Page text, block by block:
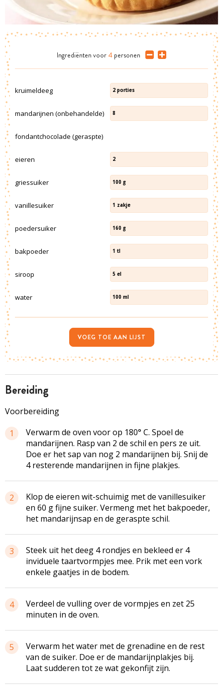
bereiding
Voorbereiding
1
Verwarm de oven voor op 180° C. Spoel de
mandarijnen. Rasp van 2 de schil en pers ze uit.
Doe er het sap van nog 2 mandarijnen bij. Snij de
4 resterende mandarijnen in fijne plakjes.
2
Klop de eieren wit-schuimig met de vanillesuiker
en 60 g fijne suiker. Vermeng met het bakpoeder,
het mandarijnsap en de geraspte schil.
3
Steek uit het deeg 4 rondjes en bekleed er 4
inviduele taartvormpjes mee. Prik met een vork
enkele gaatjes in de bodem.
4
Verdeel de vulling over de vormpjes en zet 25
minuten in de oven.
5
Verwarm het water met de grenadine en de rest
van de suiker. Doe er de mandarijnplakjes bij.
Laat sudderen tot ze wat gekonfijt zijn.
Ingrediënten voor 4 personen
kruimeldeeg 2 porties
mandarijnen (onbehandelde) 8
fondantchocolade (geraspte)
eieren 2
griessuiker 100 g
vanillesuiker 1 zakje
poedersuiker 160 g
bakpoeder 1 tl
siroop 5 el
water 100 ml
VOEG TOE AAN LIJST